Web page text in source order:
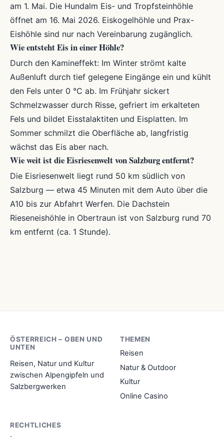
am 1. Mai. Die Hundalm Eis- und Tropfsteinhöhle
öffnet am 16. Mai 2026. Eiskogelhöhle und Prax-
Eishöhle sind nur nach Vereinbarung zugänglich.
Wie entsteht Eis in einer Höhle?
Durch den Kamineffekt: Im Winter strömt kalte
Außenluft durch tief gelegene Eingänge ein und kühlt
den Fels unter 0 °C ab. Im Frühjahr sickert
Schmelzwasser durch Risse, gefriert im erkalteten
Fels und bildet Eisstalaktiten und Eisplatten. Im
Sommer schmilzt die Oberfläche ab, langfristig
wächst das Eis aber nach.
Wie weit ist die Eisriesenwelt von Salzburg entfernt?
Die Eisriesenwelt liegt rund 50 km südlich von
Salzburg — etwa 45 Minuten mit dem Auto über die
A10 bis zur Abfahrt Werfen. Die Dachstein
Rieseneishöhle in Obertraun ist von Salzburg rund 70
km entfernt (ca. 1 Stunde).
ÖSTERREICH – OBEN UND
UNTEN
Reisen, Natur und Kultur
zwischen Alpengipfeln und
Salzbergwerken
THEMEN
Reisen
Natur & Outdoor
Kultur
Online Casino
RECHTLICHES